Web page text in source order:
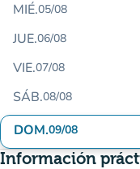
MIÉ.05/08
JUE.06/08
VIE.07/08
SÁB.08/08
DOM.09/08
Información